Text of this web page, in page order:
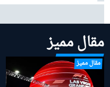
توست: القوانين الجديدة
مقال مميز
مقال مميز